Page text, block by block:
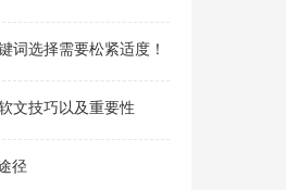
词选择需要松紧适度！
文技巧以及重要性
径